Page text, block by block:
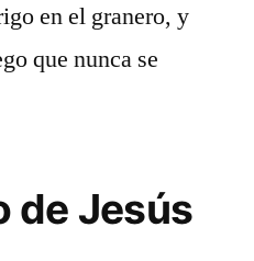
en el granero, y
que nunca se
de Jesús